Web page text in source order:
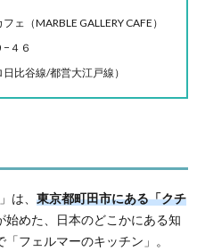
ェ（MARBLE GALLERY CAFE）
４６
比谷線/都営大江戸線）
は、 東京都町田市にある「クチ
始めた、日本のどこかにある知
フェルマーのキッチン」。